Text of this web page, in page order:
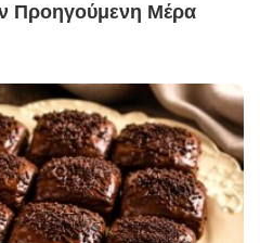
Προηγούμενη Μέρα